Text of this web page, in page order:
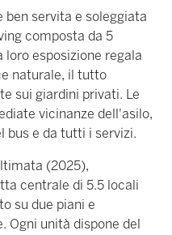
ben servita e soleggiata
composta da 5
loro esposizione regala
naturale, il tutto
sui giardini privati. Le
vicinanze dell'asilo,
bus e da tutti i servizi.
(2025),
centrale di 5.5 locali
su due piani e
Ogni unità dispone del